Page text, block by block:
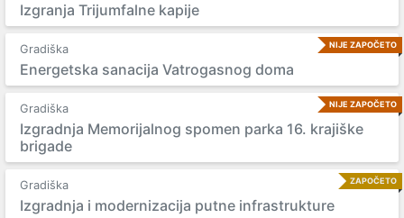
Izgranja Trijumfalne kapije
NIJE ZAPOČETO
Gradiška
Energetska sanacija Vatrogasnog doma
NIJE ZAPOČETO
Gradiška
Izgradnja Memorijalnog spomen parka 16. krajiške
brigade
ZAPOČETO
Gradiška
Izgradnja i modernizacija putne infrastrukture